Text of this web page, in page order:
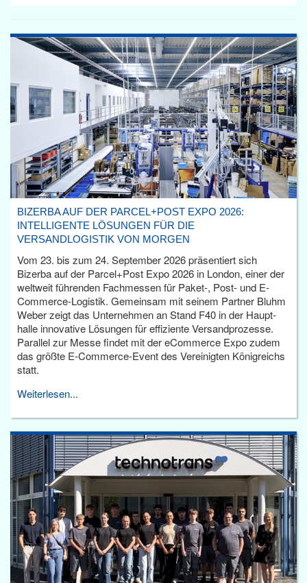
BIZERBA AUF DER PARCEL+POST EXPO 2026:
INTELLIGENTE LÖSUNGEN FÜR DIE
VERSANDLOGISTIK VON MORGEN
Vom 23. bis zum 24. September 2026 präsentiert sich
Bizerba auf der Parcel+Post Expo 2026 in London, einer der
weltweit führenden Fachmessen für Paket-, Post- und E-
Commerce-Logistik. Gemeinsam mit seinem Partner Bluhm
Weber zeigt das Unternehmen an Stand F40 in der Haupt­
halle innovative Lösungen für effiziente Versandprozesse.
Parallel zur Messe findet mit der eCommerce Expo zudem
das größte E-Commerce-Event des Vereinigten Königreichs
statt.
Weiterlesen...